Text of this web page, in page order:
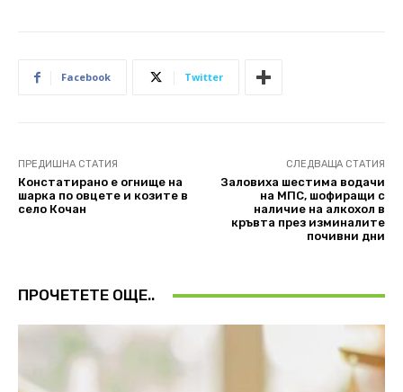
Facebook Twitter
ПРЕДИШНА СТАТИЯ
Констатирано е огнище на
шарка по овцете и козите в
село Кочан
СЛЕДВАЩА СТАТИЯ
Заловиха шестима водачи
на МПС, шофиращи с
наличие на алкохол в
кръвта през изминалите
почивни дни
ПРОЧЕТЕТЕ ОЩЕ..